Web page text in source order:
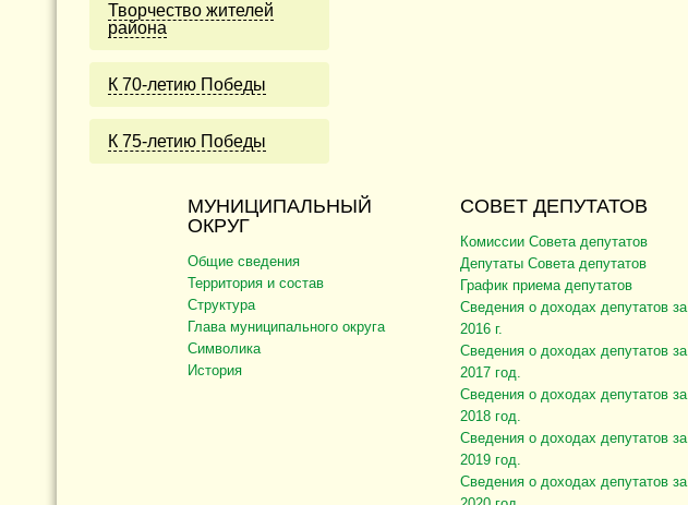
Творчество жителей
района
К 70-летию Победы
К 75-летию Победы
МУНИЦИПАЛЬНЫЙ
ОКРУГ
Общие сведения
Территория и состав
Структура
Глава муниципального округа
Символика
История
СОВЕТ ДЕПУТАТОВ
Комиссии Совета депутатов
Депутаты Совета депутатов
График приема депутатов
Сведения о доходах депутатов за
2016 г.
Сведения о доходах депутатов за
2017 год.
Сведения о доходах депутатов за
2018 год.
Сведения о доходах депутатов за
2019 год.
Сведения о доходах депутатов за